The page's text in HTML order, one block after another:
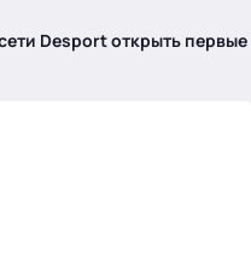
Desport открыть первые